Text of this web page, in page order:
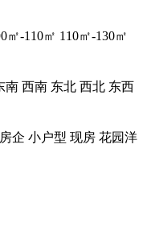
㎡-110㎡ 110㎡-130㎡
南 西南 东北 西北 东西
企 小户型 现房 花园洋